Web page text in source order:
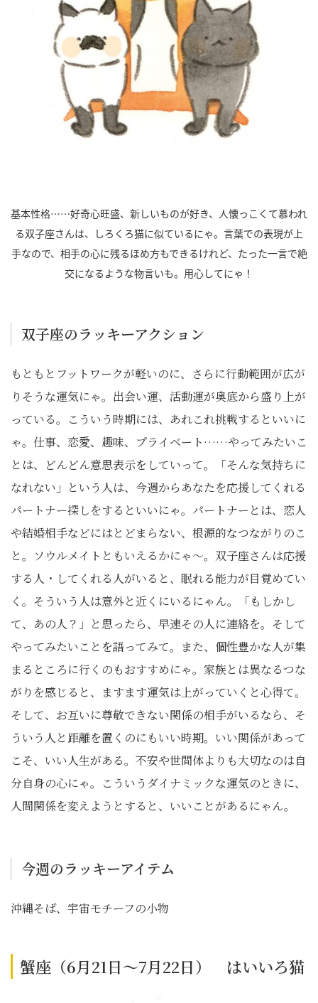
基本性格……好奇心旺盛、新しいものが好き、人懐っこくて慕われ
る双子座さんは、しろくろ猫に似ているにゃ。言葉での表現が上
手なので、相手の心に残るほめ方もできるけれど、たった一言で絶
交になるような物言いも。用心してにゃ！
双子座のラッキーアクション
もともとフットワークが軽いのに、さらに行動範囲が広が
りそうな運気にゃ。出会い運、活動運が奥底から盛り上が
っている。こういう時期には、あれこれ挑戦するといいに
ゃ。仕事、恋愛、趣味、プライベート……やってみたいこ
とは、どんどん意思表示をしていって。「そんな気持ちに
なれない」という人は、今週からあなたを応援してくれる
パートナー探しをするといいにゃ。パートナーとは、恋人
や結婚相手などにはとどまらない、根源的なつながりのこ
と。ソウルメイトともいえるかにゃ～。双子座さんは応援
する人・してくれる人がいると、眠れる能力が目覚めてい
く。そういう人は意外と近くにいるにゃん。「もしかし
て、あの人？」と思ったら、早速その人に連絡を。そして
やってみたいことを語ってみて。また、個性豊かな人が集
まるところに行くのもおすすめにゃ。家族とは異なるつな
がりを感じると、ますます運気は上がっていくと心得て。
そして、お互いに尊敬できない関係の相手がいるなら、そ
ういう人と距離を置くのにもいい時期。いい関係があって
こそ、いい人生がある。不安や世間体よりも大切なのは自
分自身の心にゃ。こういうダイナミックな運気のときに、
人間関係を変えようとすると、いいことがあるにゃん。
今週のラッキーアイテム
沖縄そば、宇宙モチーフの小物
蟹座（6月21日～7月22日） はいいろ猫